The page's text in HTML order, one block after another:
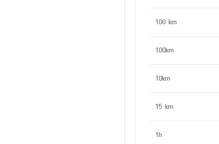
100 km
100km
10km
15 km
1h